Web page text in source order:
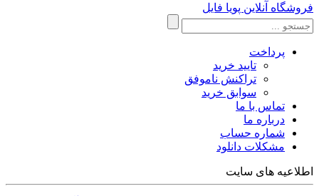
فروشگاه آنلاین پویا فایل
پرداخت
تایید خرید
تراکنش ناموفق
سوابق خرید
تماس با ما
درباره ما
شماره حساب
مشکلات دانلود
اطلاعیه های سایت